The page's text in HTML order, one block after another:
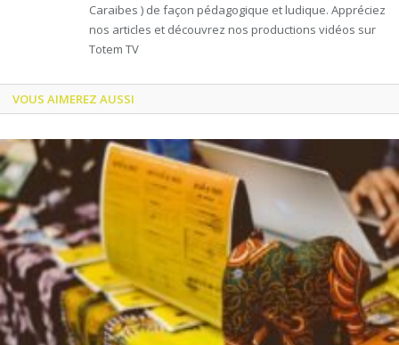
Caraibes ) de façon pédagogique et ludique. Appréciez
nos articles et découvrez nos productions vidéos sur
Totem TV
VOUS AIMEREZ AUSSI